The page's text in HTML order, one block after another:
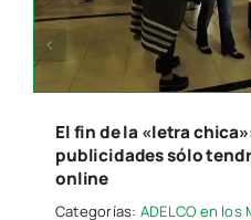
El fin de la «letra
publicidades sólo
online
Categorías: ADELCO en los
Presione